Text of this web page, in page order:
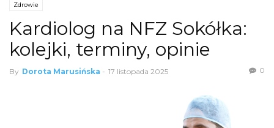
Zdrowie
Kardiolog na NFZ Sokółka:
kolejki, terminy, opinie
By Dorota Marusińska - 17 listopada 2025 0